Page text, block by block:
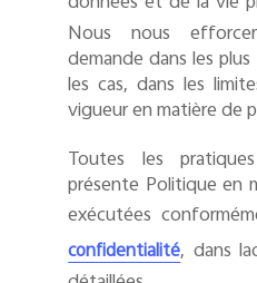
Nous nous
demande dans les
les cas, dans les
vigueur en matière de
Toutes les
présente Politique en
exécutées
confidentialité, dans